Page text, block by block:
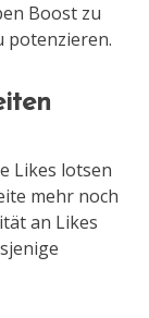
Boost zu
potenzieren.
Likes lotsen
mehr noch
an Likes